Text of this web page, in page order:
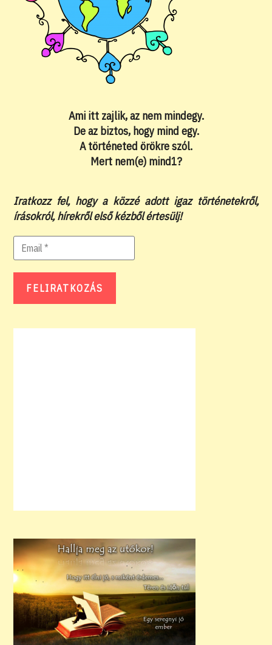
Ami itt zajlik, az nem mindegy.
De az biztos, hogy mind egy.
A történeted örökre szól.
Mert nem(e) mind1?
Iratkozz fel, hogy a közzé adott igaz történetekről,
írásokról, hírekről első kézből értesülj!